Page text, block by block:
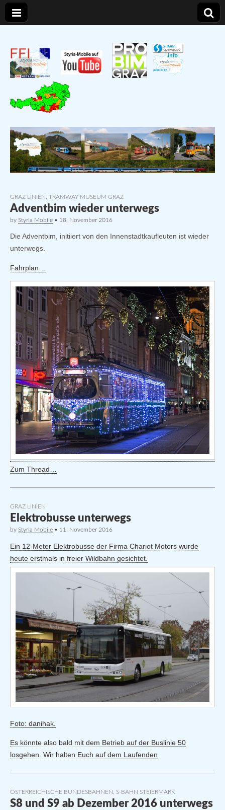
Styria – Mobile
GRAZ LINIEN TRAMWAY MUSEUM GRAZ
Adventbim wieder unterwegs
by Styria Mobile • 18. November 2016
Die Adventbim, initiiert von den Innenstadtkaufleuten ist wieder
unterwegs.
Fahrplan…
Zum Thread…
GRAZ LINIEN
Elektrobusse unterwegs
by Styria Mobile • 11. November 2016
Ein 12-Meter Elektrobusse der Firma Chariot Motors wurde
heute erstmals in freier Wildbahn gesichtet.
Foto: danihak.
Es könnte also bald mit dem Betrieb auf der Buslinie 50
losgehen. Wir halten Euch auf dem Laufenden
ÖSTERREICHISCHE BUNDESBAHNEN , S-BAHN STEIERMARK
S8 und S9 ab Dezember 2016 unterwegs